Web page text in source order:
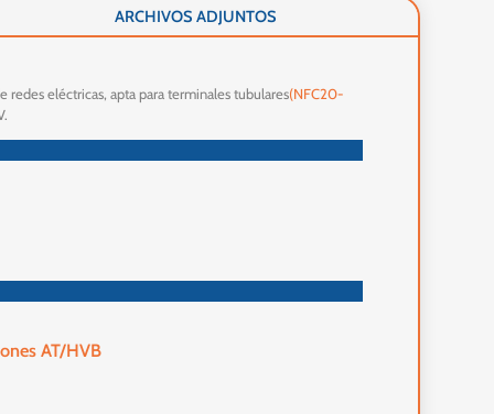
ARCHIVOS ADJUNTOS
eléctricas, apta para terminales tubulares(NFC20-
AT/HVB